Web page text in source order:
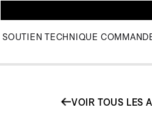
SOUTIEN TECHNIQUE
VOIR TOUS LES